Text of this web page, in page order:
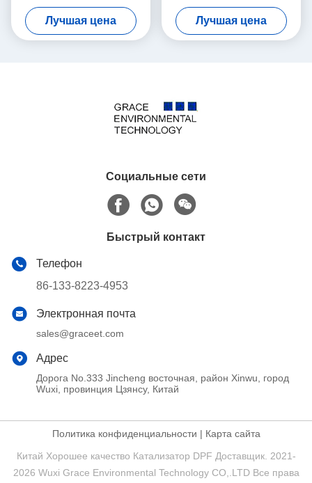
преобразователь EURO2 ∙ ∙
∙ ∙ ∙ ∙ ∙ ∙ ∙ ∙ ∙ ∙ ∙ ∙ ∙ ∙ ∙ ∙ ∙ ∙ ∙ ∙ ∙ ∙ ∙
∙ ∙ ∙ ∙ ∙ ∙ ∙ ∙ ∙ ∙ ∙ ∙ ∙ ∙ ∙
Лучшая цена
керамический пористый
для каталитеческих
преобразователей
Лучшая цена
Социальные сети
Быстрый контакт
Телефон
86-133-8223-4953
Электронная почта
sales@graceet.com
Адрес
Дорога No.333 Jincheng восточная, район Xinwu, город
Wuxi, провинция Цзянсу, Китай
Политика конфиденциальности | Карта сайта
Китай Хорошее качество Катализатор DPF Доставщик. 2021-
2026 Wuxi Grace Environmental Technology CO,.LTD Все права